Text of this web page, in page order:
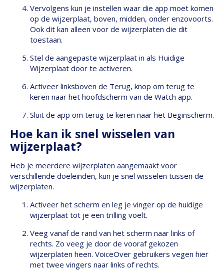
Vervolgens kun je instellen waar die app moet komen
op de wijzerplaat, boven, midden, onder enzovoorts.
Ook dit kan alleen voor de wijzerplaten die dit
toestaan.
Stel de aangepaste wijzerplaat in als Huidige
Wijzerplaat door te activeren.
Activeer linksboven de Terug, knop om terug te
keren naar het hoofdscherm van de Watch app.
Sluit de app om terug te keren naar het Beginscherm.
Hoe kan ik snel wisselen van
wijzerplaat?
Heb je meerdere wijzerplaten aangemaakt voor
verschillende doeleinden, kun je snel wisselen tussen de
wijzerplaten.
Activeer het scherm en leg je vinger op de huidige
wijzerplaat tot je een trilling voelt.
Veeg vanaf de rand van het scherm naar links of
rechts. Zo veeg je door de vooraf gekozen
wijzerplaten heen. VoiceOver gebruikers vegen hier
met twee vingers naar links of rechts.